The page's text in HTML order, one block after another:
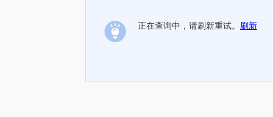
正在查询中，请刷新重试。 刷新